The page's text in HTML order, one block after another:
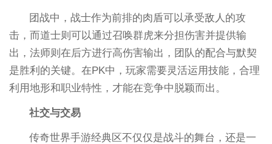
团战中，战士作为前排的肉盾可以承受敌人的攻
击，而道士则可以通过召唤群虎来分担伤害并提供输
出，法师则在后方进行高伤害输出，团队的配合与默契
是胜利的关键。在PK中，玩家需要灵活运用技能，合理
利用地形和职业特性，才能在竞争中脱颖而出。
社交与交易
传奇世界手游经典区不仅仅是战斗的舞台，还是一